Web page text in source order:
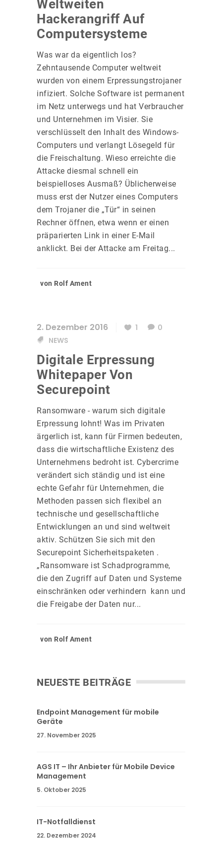
Weltweiten
Hackerangriff Auf
Computersysteme
Was war da eigentlich los?
Zehntausende Computer weltweit
wurden von einem Erpressungstrojaner
infiziert. Solche Software ist permanent
im Netz unterwegs und hat Verbraucher
und Unternehmen im Visier. Sie
verschlüsselt den Inhalt des Windows-
Computers und verlangt Lösegeld für
die Freischaltung. Wieso erreichte die
Attacke diesmal schnell ein
beispielloses Ausmaß? Üblicherweise
muss erst der Nutzer eines Computers
dem Trojaner die „Tür“ in seinen
Rechner öffnen, etwa wenn er einen
präparierten Link in einer E-Mail
anklickt. Bei der Attacke am Freitag...
von Rolf Ament
2. Dezember 2016 1
0
NEWS
Digitale Erpressung
Whitepaper Von
Securepoint
Ransomware - warum sich digitale
Erpressung lohnt! Was im Privaten
ärgerlich ist, kann für Firmen bedeuten,
dass die wirtschaftliche Existenz des
Unternehmens bedroht ist. Cybercrime
verändert sich ständig und ist eine
echte Gefahr für Unternehmen, die
Methoden passen sich flexibel an
technische und gesellschaftliche
Entwicklungen an und sind weltweit
aktiv. Schützen Sie sich mit den
Securepoint Sicherheitspaketen .
„Ransomware ist Schadprogramme,
die den Zugriff auf Daten und Systeme
einschränken oder verhindern kann und
die Freigabe der Daten nur...
von Rolf Ament
NEUESTE BEITRÄGE
Endpoint Management für mobile
Geräte
27. November 2025
AGS IT – Ihr Anbieter für Mobile Device
Management
5. Oktober 2025
IT-Notfalldienst
22. Dezember 2024